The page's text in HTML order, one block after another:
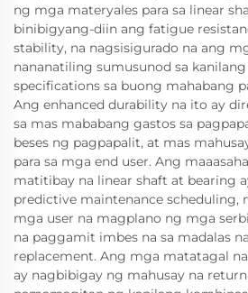
ng mga materyales para sa linear
binibigyang-diin ang fatigue
stability, na nagsisigurado na ang
nananatiling sumusunod sa
specifications sa buong mahabang
Ang enhanced durability na ito ay
sa mas mababang gastos sa
beses ng pagpapalit, at mas
para sa mga end user. Ang
matitibay na linear shaft at bearing
predictive maintenance scheduling,
mga user na magplano ng mga
na paggamit imbes na sa madalas
replacement. Ang mga matatagal
ay nagbibigay ng mahusay na